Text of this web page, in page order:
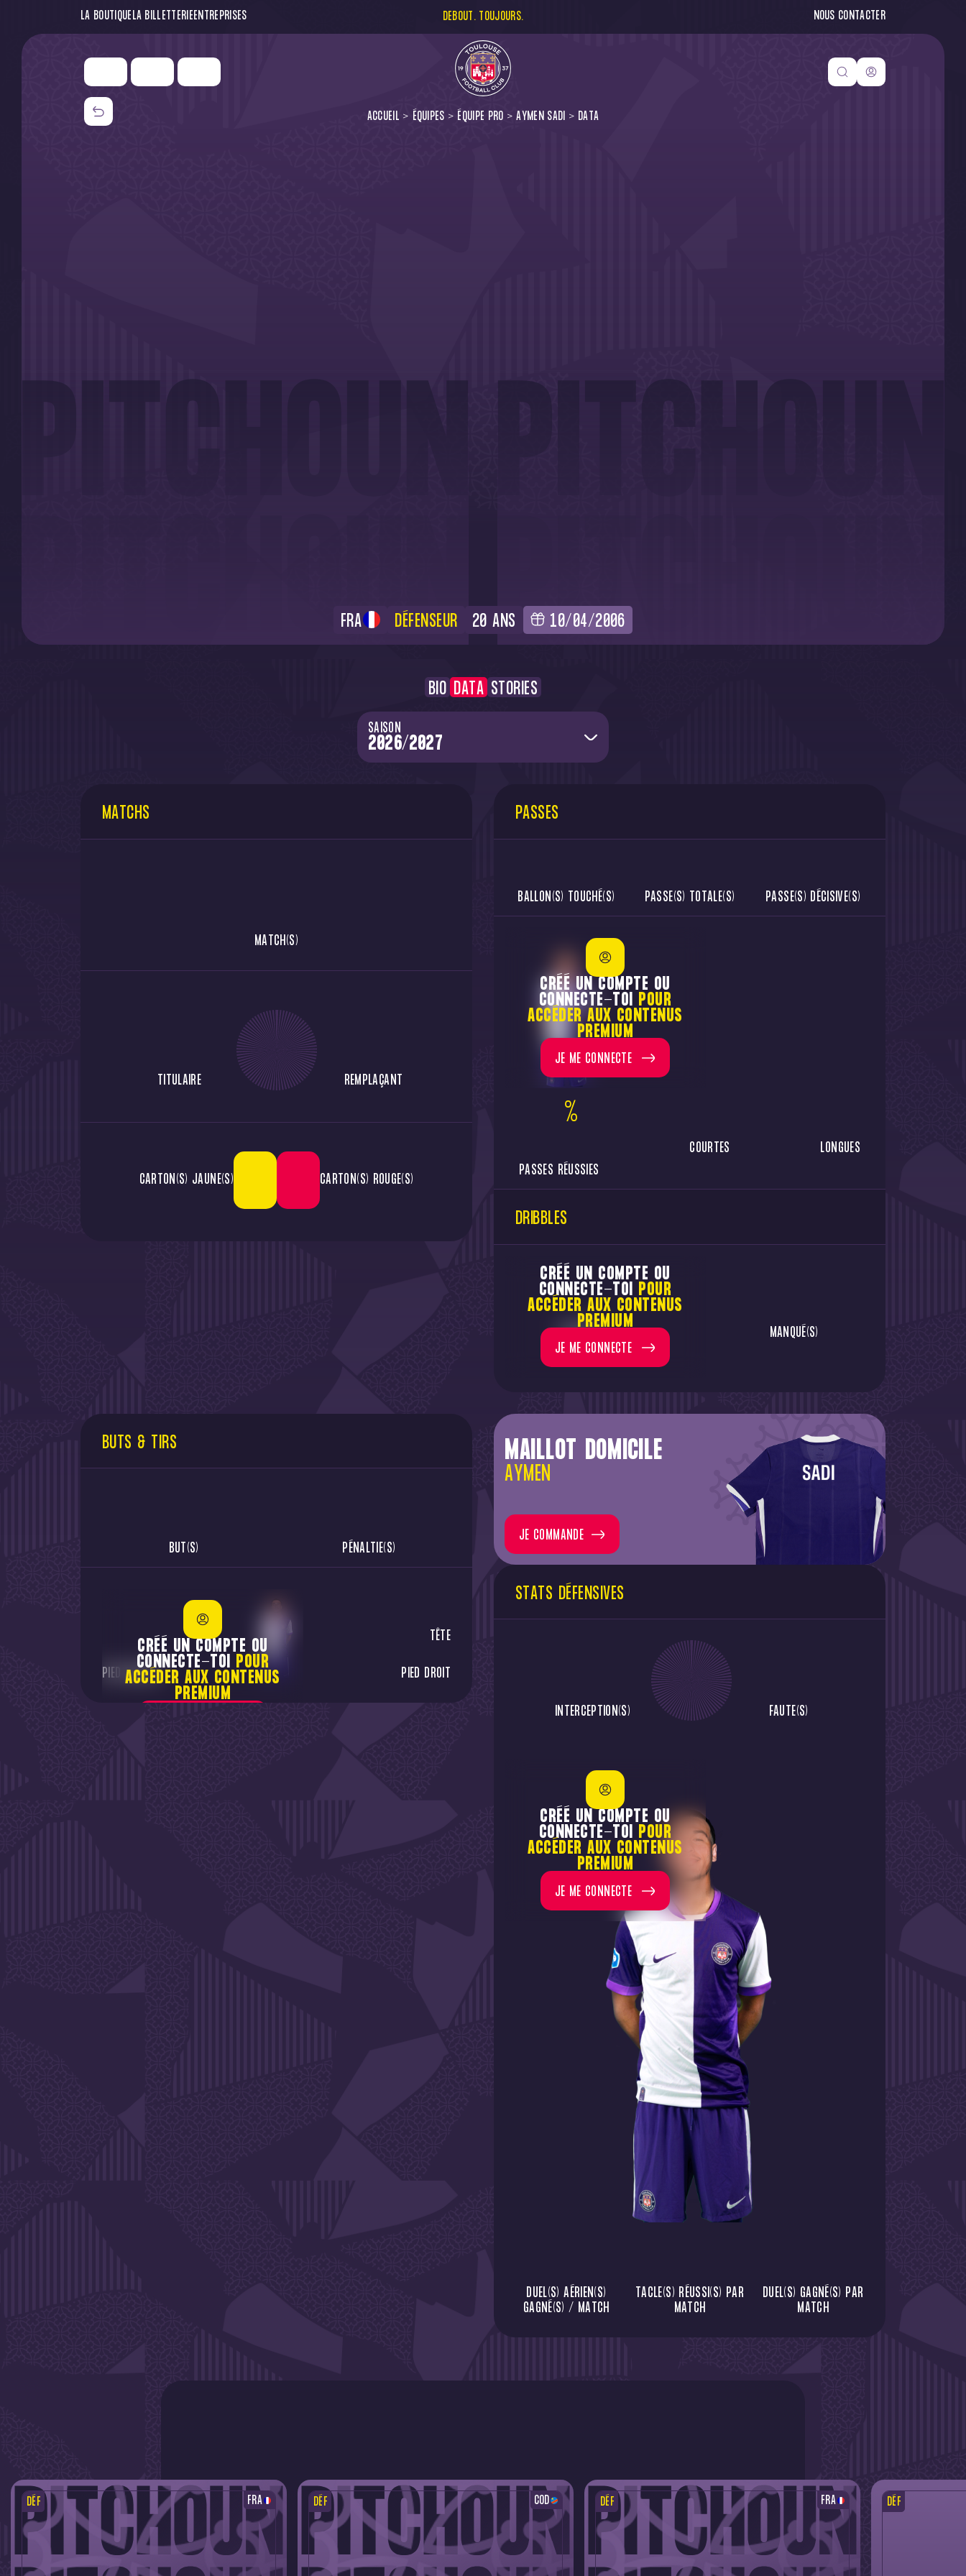
LA BOUTIQUELA BILLETTERIEENTREPRISES DEBOUT. TOUJOURS. NOUS CONTACTER
FRA DÉFENSEUR 20 ANS 10/04/2006
ACCUEIL ÉQUIPES ÉQUIPE PRO AYMEN SADI DATA
BIO DATA STORIES
SAISON
MATCHS
MATCH(S)
TITULAIRE REMPLAÇANT
CARTON(S) JAUNE(S) CARTON(S) ROUGE(S)
PASSES
BALLON(S) TOUCHÉ(S) PASSE(S) TOTALE(S) PASSE(S) DÉCISIVE(S)
%
PASSES RÉUSSIES
COURTES LONGUES
CRÉÉ UN COMPTE OU
CONNECTE-TOI POUR
ACCÉDER AUX CONTENUS
PREMIUM
JE ME CONNECTE
DRIBBLES
RÉUSSI(S) MANQUÉ(S)
CRÉÉ UN COMPTE OU
CONNECTE-TOI POUR
ACCÉDER AUX CONTENUS
PREMIUM
JE ME CONNECTE
BUTS & TIRS
BUT(S) PÉNALTIE(S)
TÊTE
PIED DROIT
PIED GAUCHE
CRÉÉ UN COMPTE OU
CONNECTE-TOI POUR
ACCÉDER AUX CONTENUS
PREMIUM
MAILLOT DOMICILE
AYMEN
JE COMMANDE
STATS DÉFENSIVES
INTERCEPTION(S) FAUTE(S)
DUEL(S) AÉRIEN(S)
GAGNÉ(S) / MATCH
TACLE(S) RÉUSSI(S) PAR
MATCH
DUEL(S) GAGNÉ(S) PAR
MATCH
CRÉÉ UN COMPTE OU
CONNECTE-TOI POUR
ACCÉDER AUX CONTENUS
PREMIUM
JE ME CONNECTE
DÉF FRA DÉF COD DÉF FRA DÉF